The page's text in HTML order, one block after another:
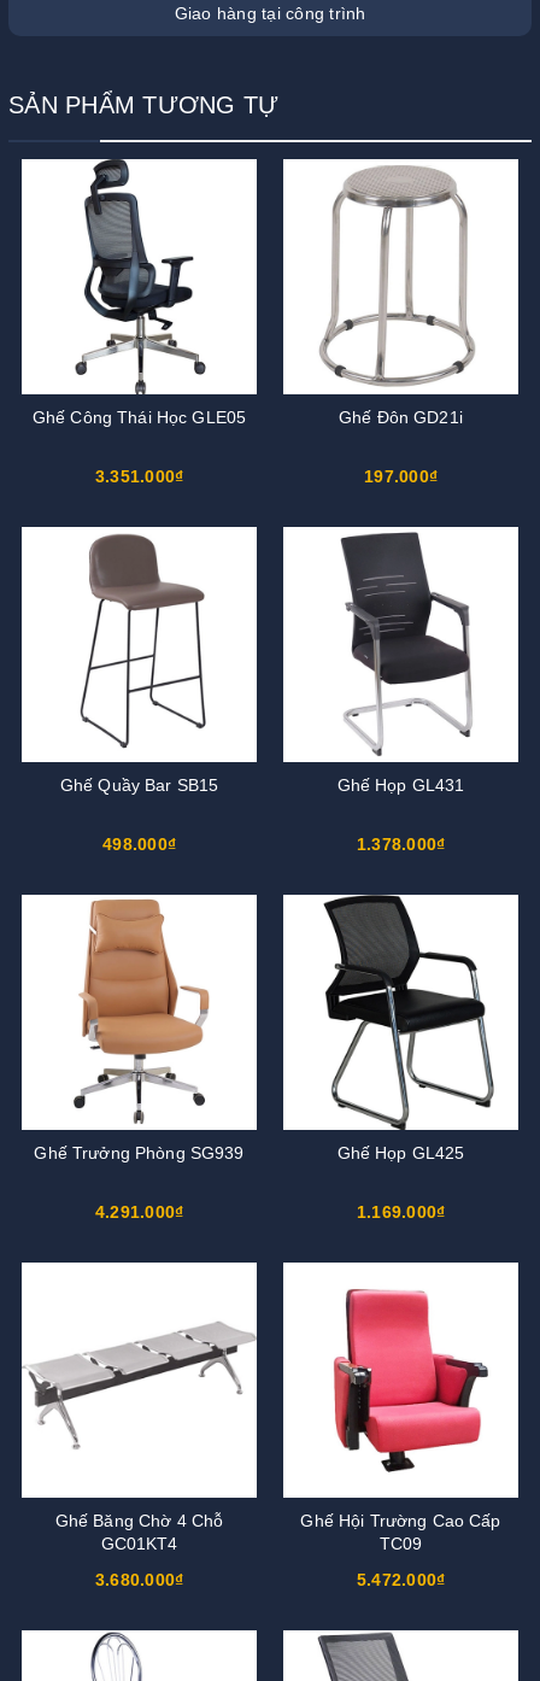
Giao hàng tại công trình
SẢN PHẨM TƯƠNG TỰ
Ghế Công Thái Học GLE05
3.351.000₫
Ghế Đôn GD21i
197.000₫
Ghế Quầy Bar SB15
498.000₫
Ghế Họp GL431
1.378.000₫
Ghế Trưởng Phòng SG939
4.291.000₫
Ghế Họp GL425
1.169.000₫
Ghế Băng Chờ 4 Chỗ
GC01KT4
3.680.000₫
Ghế Hội Trường Cao Cấp
TC09
5.472.000₫